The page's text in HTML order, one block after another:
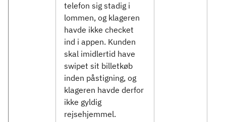
telefon sig stadig i
lommen, og klageren
havde ikke checket
ind i appen. Kunden
skal imidlertid have
swipet sit billetkøb
inden påstigning, og
klageren havde derfor
ikke gyldig
rejsehjemmel.